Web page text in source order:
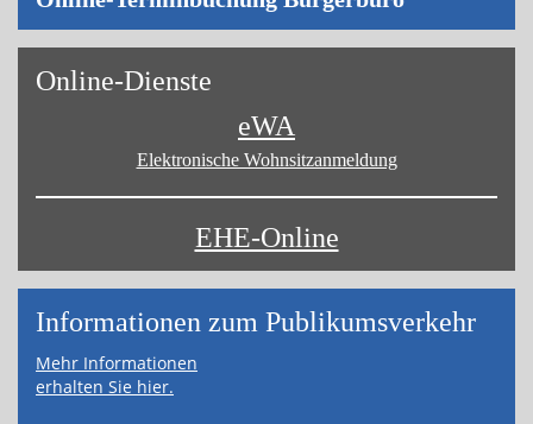
On­line-Diens­te
eWA
Elektronische Wohnsitz­anmeldung
EHE-Online
Informa­tionen zum Publikums­­verkehr
Mehr Informationen
erhalten Sie hier.